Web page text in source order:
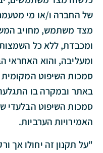
של החברה ו/או מי
מצד משתמש, מחויב
ומכבדת, ללא כל
ומעליבה, והוא האחראי
סמכות השיפוט
באתר ובמקרה בו
סמכות השיפוט הבלעדי
האמירויות הערביות.
"על תקנון זה יחולו אך